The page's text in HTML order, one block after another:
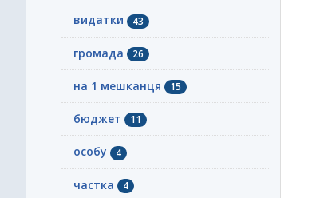
видатки 43
громада 26
на 1 мешканця 15
бюджет 11
особу 4
частка 4